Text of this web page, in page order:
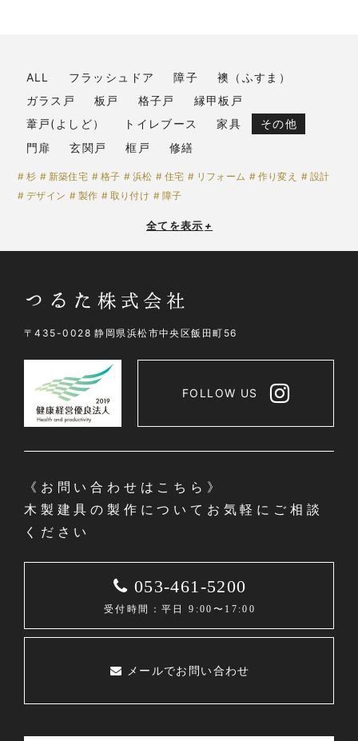
ALL フラッシュドア 障子
襖（ふすま）
ガラス戸
板戸 格子戸
縁甲板戸
葦戸(よしど）
トイレブース 家具
その他
門扉
玄関戸 框戸 修繕
杉 新築住宅 格子 浜松 住宅 リフォーム 作り変え
設計
デザイン
製作 取り付け 障子
全てを表示 +
〒435-0028 静岡県浜松市中央区飯田町56
FOLLOW US
《お問い合わせはこちら》
木製建具の製作についてお気軽にご相談
ください
053-461-5200
受付時間：平日 9:00〜17:00
メールでお問い合わせ